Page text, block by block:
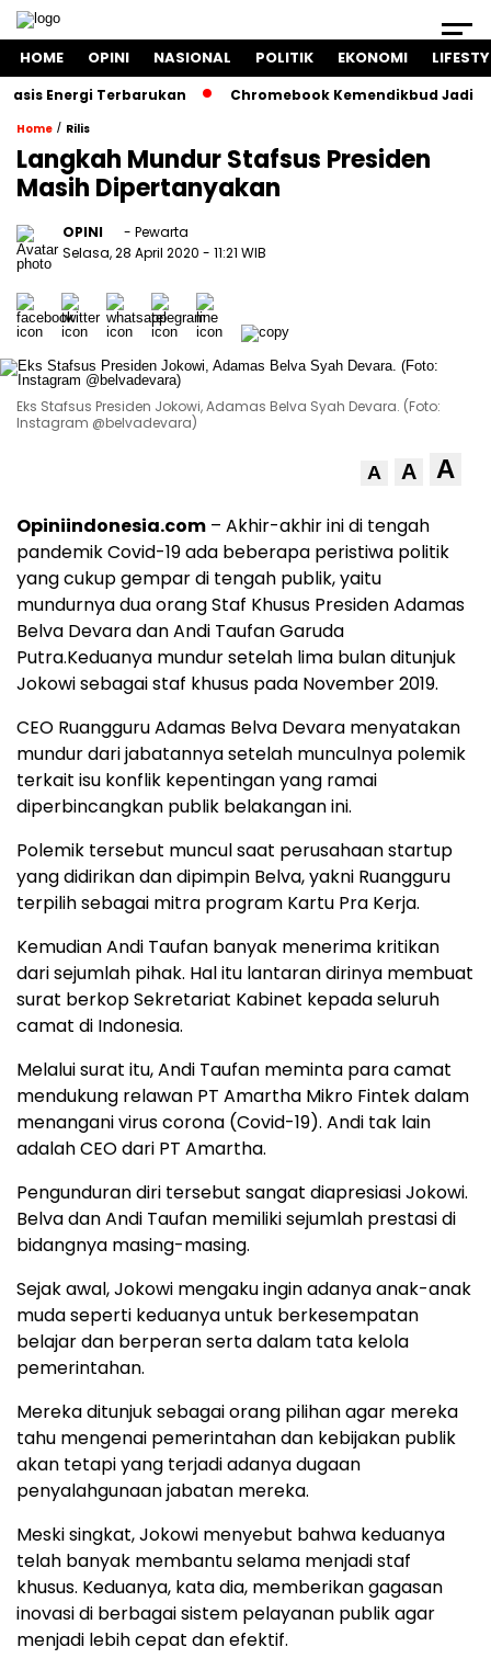
HOME OPINI NASIONAL POLITIK EKONOMI
Energi Terbarukan Chromebook Kemendikbud Jadi
Home / Rilis
Langkah Mundur Stafsus Presiden
Masih Dipertanyakan
OPINI
- Pewarta
Selasa, 28 April 2020 - 11:21 WIB
Eks Stafsus Presiden Jokowi, Adamas Belva Syah Devara. (Foto:
Instagram @belvadevara)
A A A
Opiniindonesia.com – Akhir-akhir ini di tengah
pandemik Covid-19 ada beberapa peristiwa politik
yang cukup gempar di tengah publik, yaitu
mundurnya dua orang Staf Khusus Presiden Adamas
Belva Devara dan Andi Taufan Garuda
Putra.Keduanya mundur setelah lima bulan ditunjuk
Jokowi sebagai staf khusus pada November 2019.
CEO Ruangguru Adamas Belva Devara menyatakan
mundur dari jabatannya setelah munculnya polemik
terkait isu konflik kepentingan yang ramai
diperbincangkan publik belakangan ini.
Polemik tersebut muncul saat perusahaan startup
yang didirikan dan dipimpin Belva, yakni Ruangguru
terpilih sebagai mitra program Kartu Pra Kerja.
Kemudian Andi Taufan banyak menerima kritikan
dari sejumlah pihak. Hal itu lantaran dirinya membuat
surat berkop Sekretariat Kabinet kepada seluruh
camat di Indonesia.
Melalui surat itu, Andi Taufan meminta para camat
mendukung relawan PT Amartha Mikro Fintek dalam
menangani virus corona (Covid-19). Andi tak lain
adalah CEO dari PT Amartha.
Pengunduran diri tersebut sangat diapresiasi Jokowi.
Belva dan Andi Taufan memiliki sejumlah prestasi di
bidangnya masing-masing.
Sejak awal, Jokowi mengaku ingin adanya anak-anak
muda seperti keduanya untuk berkesempatan
belajar dan berperan serta dalam tata kelola
pemerintahan.
Mereka ditunjuk sebagai orang pilihan agar mereka
tahu mengenai pemerintahan dan kebijakan publik
akan tetapi yang terjadi adanya dugaan
penyalahgunaan jabatan mereka.
Meski singkat, Jokowi menyebut bahwa keduanya
telah banyak membantu selama menjadi staf
khusus. Keduanya, kata dia, memberikan gagasan
inovasi di berbagai sistem pelayanan publik agar
menjadi lebih cepat dan efektif.